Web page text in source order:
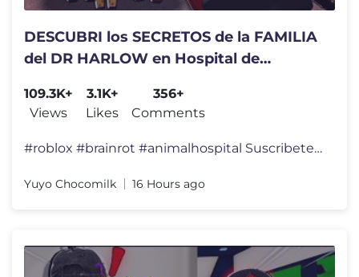
DESCUBRI los SECRETOS de la FAMILIA
del DR HARLOW en Hospital de
109.3K+
Views
3.1K+
Likes
356+
Comments
#roblox #brainrot #animalhospital Suscribete papu :3!!! ► Tiktok:
Yuyo Chocomilk 16 Hours ago